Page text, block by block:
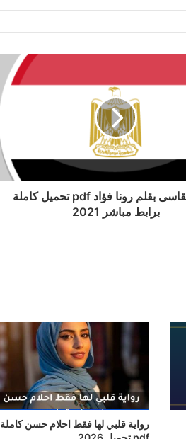
رواية القاسى بقلم رونا فؤاد pdf تحميل كاملة
برابط مباشر 2021
رواية قلبي لها فقط احلام حسن كاملة